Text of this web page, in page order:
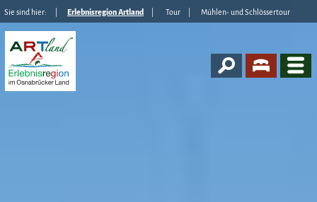
Sie sind hier: Erlebnisregion Artland Tour Mühlen- und Schlössertour